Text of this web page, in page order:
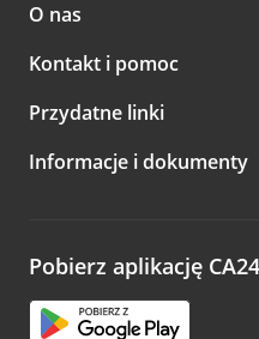
O nas
Kontakt i pomoc
Przydatne linki
Informacje i dokumenty
Pobierz aplikację